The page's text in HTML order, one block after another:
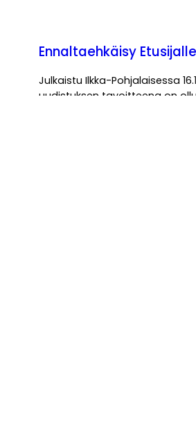
Ennaltaehkäisy Etusijalle
Julkaistu Ilkka-Pohjalaisessa
uudistuksen tavoitteena on